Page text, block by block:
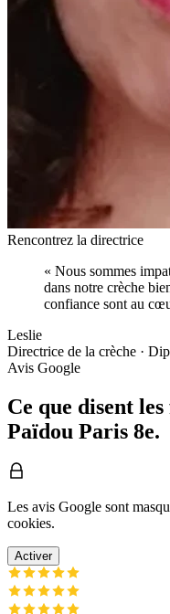
Rencontrez la directrice
« Nous sommes
dans notre crèche
confiance sont au
Leslie
Directrice de la crèche ·
Avis Google
Ce que disent
Païdou Paris 8e.
Les avis Google sont
cookies.
Activer